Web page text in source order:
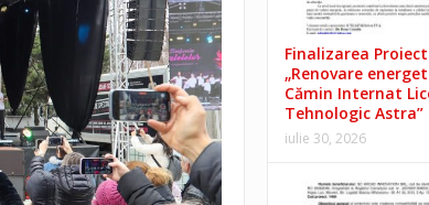
Finalizarea
„Renovare
Cămin Internat
Tehnologic Astra”
iulie 30, 2026